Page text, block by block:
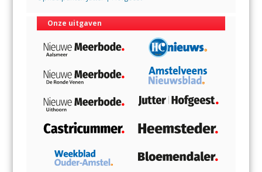
Onze uitgaven